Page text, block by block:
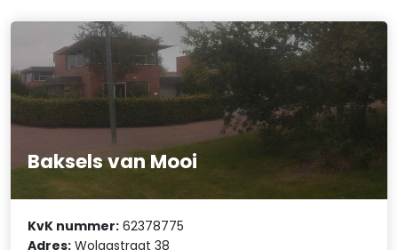
Baksels van Mooi
KvK nummer: 62378775
Adres: Wolgastraat 38